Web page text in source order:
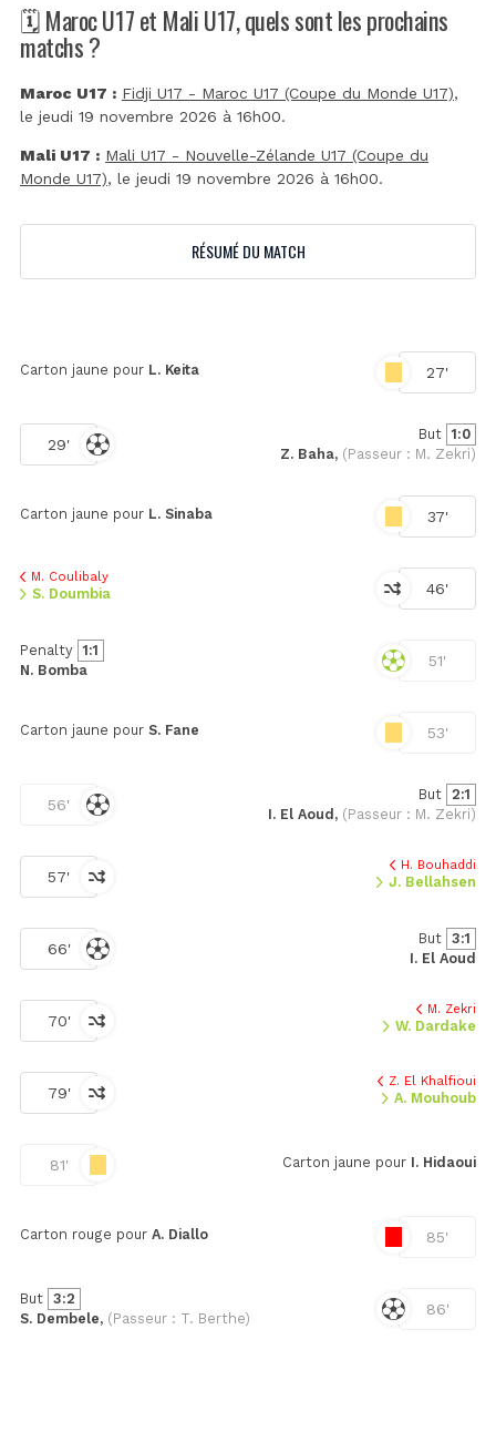
🗓️ Maroc U17 et Mali U17, quels sont les prochains
matchs ?
Maroc U17 : Fidji U17 - Maroc U17 (Coupe du Monde U17),
le jeudi 19 novembre 2026 à 16h00.
Mali U17 : Mali U17 - Nouvelle-Zélande U17 (Coupe du
Monde U17), le jeudi 19 novembre 2026 à 16h00.
RÉSUMÉ DU MATCH
27'
Carton jaune pour L. Keita
29'
But 1:0
Z. Baha, (Passeur : M. Zekri)
37'
Carton jaune pour L. Sinaba
46'
M. Coulibaly
S. Doumbia
51'
Penalty 1:1
N. Bomba
53'
Carton jaune pour S. Fane
56'
But 2:1
I. El Aoud, (Passeur : M. Zekri)
57'
H. Bouhaddi
J. Bellahsen
66'
But 3:1
I. El Aoud
70'
M. Zekri
W. Dardake
79'
Z. El Khalfioui
A. Mouhoub
81' Carton jaune pour I. Hidaoui
85'
Carton rouge pour A. Diallo
86'
But 3:2
S. Dembele, (Passeur : T. Berthe)